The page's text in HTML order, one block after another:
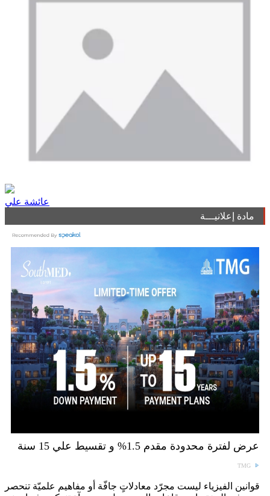
عائشة علي
مادة إعلانيـــة
عرض لفترة محدودة مقدم 1.5% و تقسيط علي 15 سنة
TMG
قوانين الفيزياء ليست مجرّد معادلاتٍ جافّة أو مفاهيم علميّة تنحصر